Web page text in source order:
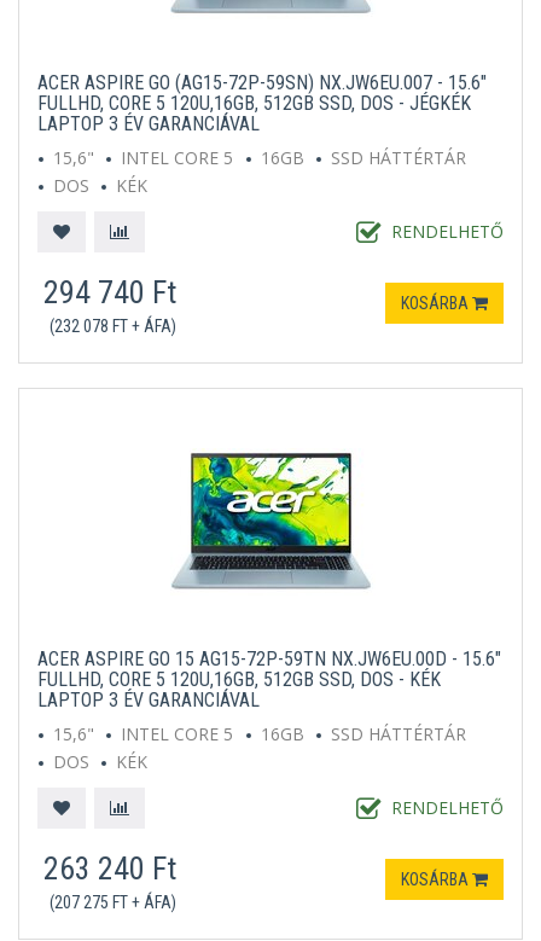
ACER ASPIRE GO (AG15-72P-59SN) NX.JW6EU.007 - 15.6"
FULLHD, CORE 5 120U,16GB, 512GB SSD, DOS - JÉGKÉK
LAPTOP 3 ÉV GARANCIÁVAL
15,6"
INTEL CORE 5 16GB
SSD HÁTTÉRTÁR
DOS
KÉK
RENDELHETŐ
294 740 Ft
(232 078 FT + ÁFA)
KOSÁRBA
ACER ASPIRE GO 15 AG15-72P-59TN NX.JW6EU.00D - 15.6"
FULLHD, CORE 5 120U,16GB, 512GB SSD, DOS - KÉK
LAPTOP 3 ÉV GARANCIÁVAL
15,6"
INTEL CORE 5 16GB
SSD HÁTTÉRTÁR
DOS
KÉK
RENDELHETŐ
263 240 Ft
(207 275 FT + ÁFA)
KOSÁRBA